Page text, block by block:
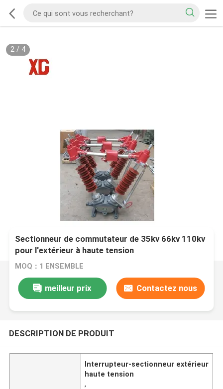
2/ 4
Sectionneur de commutateur de 35kv 66kv 110kv
pour l'extérieur à haute tension
MOQ：1 ENSEMBLE
meilleur prix Contactez nous
DESCRIPTION DE PRODUIT
Interrupteur-sectionneur extérieur
haute tension
,